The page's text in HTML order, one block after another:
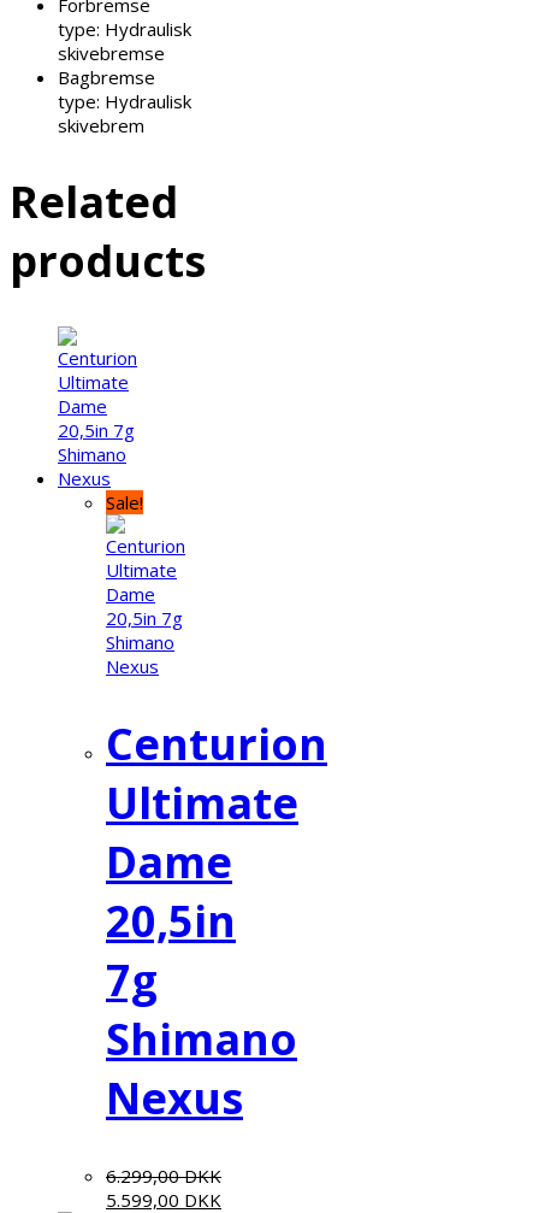
type: Hydraulisk
skivebremse
Bagbremse
type: Hydraulisk
skivebrem
Related
products
Sale!
Centurion
Ultimate
Dame
20,5in
7g
Shimano
Nexus
6.299,00DKK
5.599,00 DKK